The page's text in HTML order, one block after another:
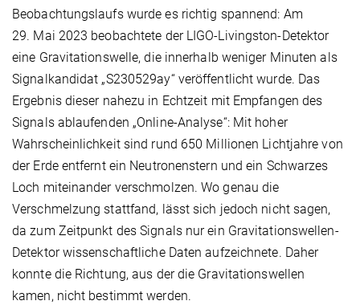
Beobachtungslaufs wurde es richtig spannend: Am
29. Mai 2023 beobachtete der LIGO-Livingston-Detektor
eine Gravitationswelle, die innerhalb weniger Minuten als
Signalkandidat „S230529ay“ veröffentlicht wurde. Das
Ergebnis dieser nahezu in Echtzeit mit Empfangen des
Signals ablaufenden „Online-Analyse“: Mit hoher
Wahrscheinlichkeit sind rund 650 Millionen Lichtjahre von
der Erde entfernt ein Neutronenstern und ein Schwarzes
Loch miteinander verschmolzen. Wo genau die
Verschmelzung stattfand, lässt sich jedoch nicht sagen,
da zum Zeitpunkt des Signals nur ein Gravitationswellen-
Detektor wissenschaftliche Daten aufzeichnete. Daher
konnte die Richtung, aus der die Gravitationswellen
kamen, nicht bestimmt werden.